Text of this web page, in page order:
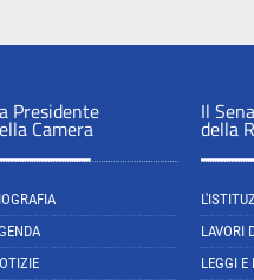
Presidente
Camera
Il
della
LAVORI
LEGGI E